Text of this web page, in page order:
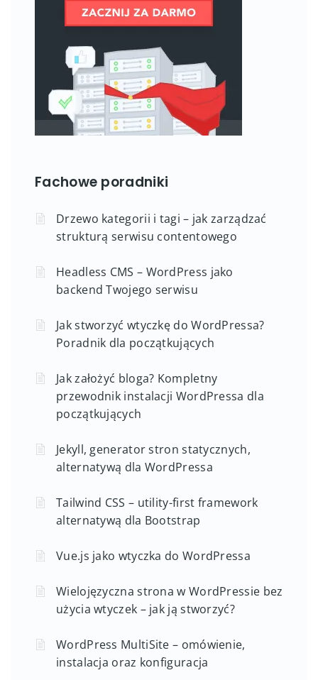
Fachowe poradniki
Drzewo kategorii i tagi – jak zarządzać
strukturą serwisu contentowego
Headless CMS – WordPress jako
backend Twojego serwisu
Jak stworzyć wtyczkę do WordPressa?
Poradnik dla początkujących
Jak założyć bloga? Kompletny
przewodnik instalacji WordPressa dla
początkujących
Jekyll, generator stron statycznych,
alternatywą dla WordPressa
Tailwind CSS – utility-first framework
alternatywą dla Bootstrap
Vue.js jako wtyczka do WordPressa
Wielojęzyczna strona w WordPressie bez
użycia wtyczek – jak ją stworzyć?
WordPress MultiSite – omówienie,
instalacja oraz konfiguracja